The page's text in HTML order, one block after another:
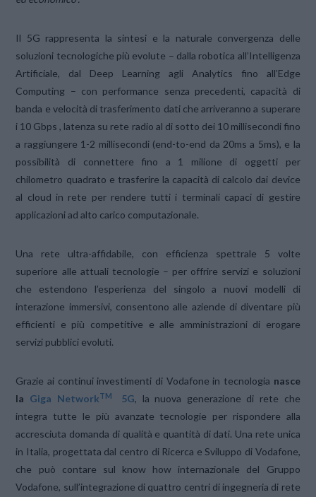
Il 5G rappresenta la sintesi e la naturale convergenza delle
soluzioni tecnologiche più evolute – dalla robotica all’Intelligenza
Artificiale, dal Deep Learning agli Analytics fino all’Edge
Computing – con performance senza precedenti, capacità di
banda e velocità di trasferimento dati che arriveranno a superare
i 10 Gbps , latenza su rete radio al di sotto dei 10 millisecondi fino
a raggiungere 1-2 millisecondi (end-to-end da 20ms a 5ms), e la
possibilità di connettere fino a 1 milione di oggetti per
chilometro quadrato e trasferire la capacità di calcolo dai device
al cloud in rete per rendere tutti i terminali capaci di gestire
applicazioni ad alto carico computazionale.
Una rete ultra-affidabile, con efficienza spettrale 5 volte
superiore alle attuali tecnologie – per offrire servizi e soluzioni
che estendono l’esperienza del singolo a nuovi modelli di
interazione immersivi, consentono alle aziende di diventare più
efficienti e più competitive e alle amministrazioni di erogare
servizi pubblici evoluti.
Grazie ai continui investimenti di Vodafone in tecnologia nasce
la Giga NetworkTM 5G, la nuova generazione di rete che
integra tutte le più avanzate tecnologie per rispondere alla
accresciuta domanda di qualità e quantità di dati. Una rete unica
in Italia, progettata dal centro di Ricerca e Sviluppo di Vodafone,
che può contare sul know how internazionale del Gruppo
Vodafone, sull’integrazione di quattro centri di ingegneria di rete